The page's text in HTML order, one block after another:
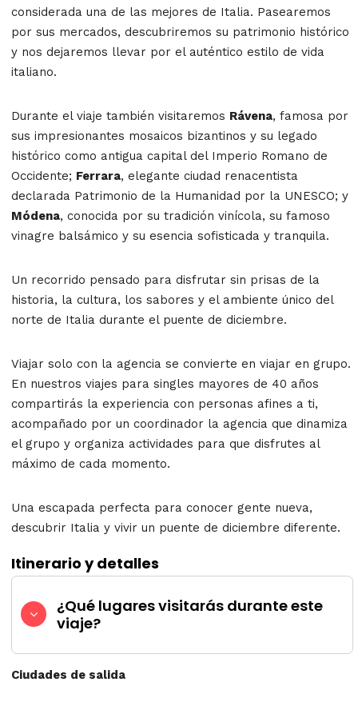
considerada una de las mejores de Italia. Pasearemos
por sus mercados, descubriremos su patrimonio histórico
y nos dejaremos llevar por el auténtico estilo de vida
italiano.
Durante el viaje también visitaremos Rávena, famosa por
sus impresionantes mosaicos bizantinos y su legado
histórico como antigua capital del Imperio Romano de
Occidente; Ferrara, elegante ciudad renacentista
declarada Patrimonio de la Humanidad por la UNESCO; y
Módena, conocida por su tradición vinícola, su famoso
vinagre balsámico y su esencia sofisticada y tranquila.
Un recorrido pensado para disfrutar sin prisas de la
historia, la cultura, los sabores y el ambiente único del
norte de Italia durante el puente de diciembre.
Viajar solo con la agencia se convierte en viajar en grupo.
En nuestros viajes para singles mayores de 40 años
compartirás la experiencia con personas afines a ti,
acompañado por un coordinador la agencia que dinamiza
el grupo y organiza actividades para que disfrutes al
máximo de cada momento.
Una escapada perfecta para conocer gente nueva,
descubrir Italia y vivir un puente de diciembre diferente.
Itinerario y detalles
¿Qué lugares visitarás durante este
viaje?
Ciudades de salida